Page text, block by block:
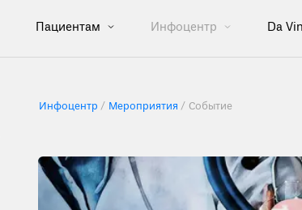
Пациентам Инфоцентр Da
Инфоцентр Мероприятия Событие